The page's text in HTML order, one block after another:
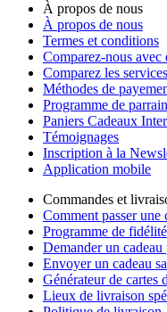
À propos de nous
À propos de nous
Termes et conditions
Comparez-nous avec
Comparez les
Méthodes de
Programme de
Paniers Cadeaux
Témoignages
Inscription à la
Application mobile
Commandes et
Comment passer une
Programme de fidélité
Demander un cadeau
Envoyer un cadeau
Générateur de cartes
Lieux de livraison